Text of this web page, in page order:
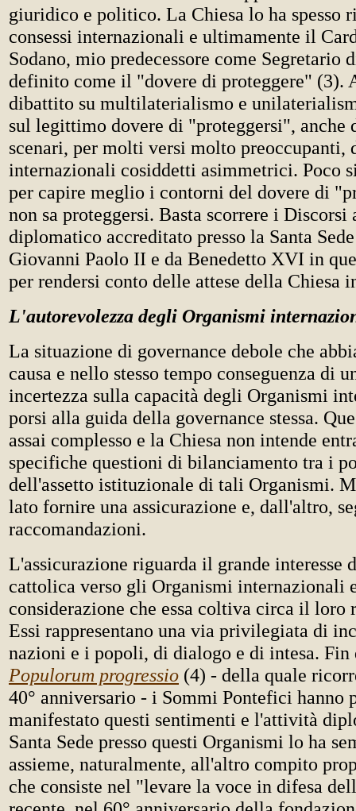
giuridico e politico. La Chiesa lo ha spesso
consessi internazionali e ultimamente il
Sodano, mio predecessore come Segretario
definito come il "dovere di proteggere" (3).
dibattito su multilaterialismo e
sul legittimo dovere di "proteggersi", anche
scenari, per molti versi molto
internazionali cosiddetti asimmetrici. Poco
per capire meglio i contorni del dovere di
non sa proteggersi. Basta scorrere i Discorsi
diplomatico accreditato presso la Santa
Giovanni Paolo II e da Benedetto XVI in
per rendersi conto delle attese della Chiesa
L'autorevolezza degli Organismi
La situazione di governance debole che
causa e nello stesso tempo conseguenza di
incertezza sulla capacità degli Organismi
porsi alla guida della governance stessa.
assai complesso e la Chiesa non intende
specifiche questioni di bilanciamento tra i
dell'assetto istituzionale di tali Organismi.
lato fornire una assicurazione e, dall'altro,
raccomandazioni.
L'assicurazione riguarda il grande interesse
cattolica verso gli Organismi internazionali
considerazione che essa coltiva circa il loro
Essi rappresentano una via privilegiata di
nazioni e i popoli, di dialogo e di intesa.
Populorum progressio (4) - della quale
40° anniversario - i Sommi Pontefici hanno
manifestato questi sentimenti e l'attività
Santa Sede presso questi Organismi lo ha
assieme, naturalmente, all'altro compito
che consiste nel "levare la voce in difesa